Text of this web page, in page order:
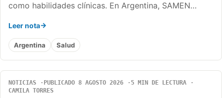
como habilidades clínicas. En Argentina, SAMEN…
Leer nota
Argentina Salud
NOTICIAS PUBLICADO 8 AGOSTO 2026
5 MIN DE LECTURA
CAMILA TORRES